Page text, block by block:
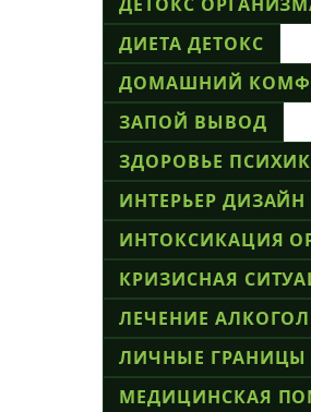
ДИЕТА ДЕТОКС
ДОМАШНИЙ
ЗАПОЙ ВЫВОД
ЗДОРОВЬЕ
ИНТЕРЬЕР ДИЗАЙН
ИНТОКСИКАЦИЯ
КРИЗИСНАЯ
ЛЕЧЕНИЕ
ЛИЧНЫЕ ГРАНИЦЫ
МЕДИЦИНСКАЯ